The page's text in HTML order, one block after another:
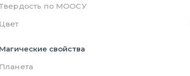
по МООСУ
Цвет
Магические свойства
Планета